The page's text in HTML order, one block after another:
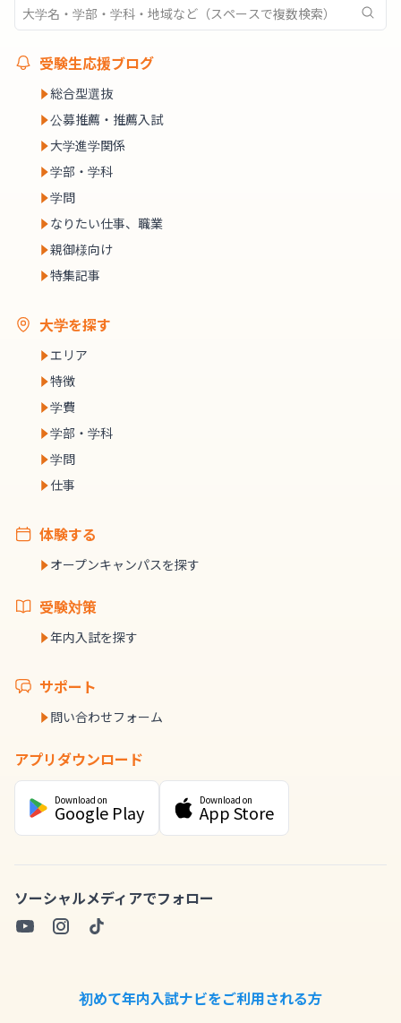
受験生応援ブログ
総合型選抜
公募推薦・推薦入試
大学進学関係
学部・学科
学問
なりたい仕事、職業
親御様向け
特集記事
大学を探す
エリア
特徴
学費
学部・学科
学問
仕事
体験する
オープンキャンパスを探す
受験対策
年内入試を探す
サポート
問い合わせフォーム
アプリダウンロード
Download on
Google Play
Download on
App Store
ソーシャルメディアでフォロー
初めて年内入試ナビをご利用される方